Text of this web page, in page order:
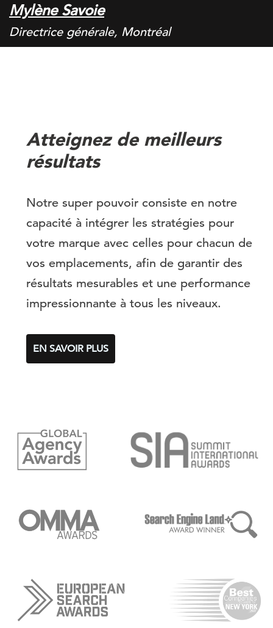
Mylène Savoie
Directrice générale, Montréal
Atteignez de meilleurs
résultats
Notre super pouvoir consiste en notre
capacité à intégrer les stratégies pour
votre marque avec celles pour chacun de
vos emplacements, afin de garantir des
résultats mesurables et une performance
impressionnante à tous les niveaux.
EN SAVOIR PLUS